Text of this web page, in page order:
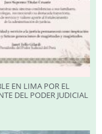
EN LIMA POR EL
DEL PODER JUDICIAL